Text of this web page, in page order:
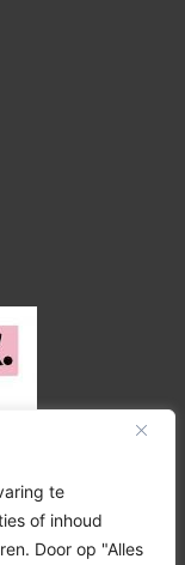
te
of inhoud
Door op "Alles